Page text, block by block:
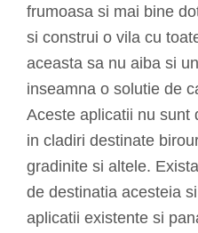
frumoasa si mai bine
si construi o vila cu
aceasta sa nu aiba si
inseamna o solutie de
Aceste aplicatii nu sunt
in cladiri destinate
gradinite si altele.
de destinatia acesteia
aplicatii existente si